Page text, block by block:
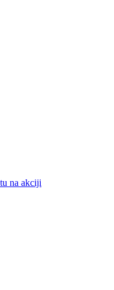
na akciji